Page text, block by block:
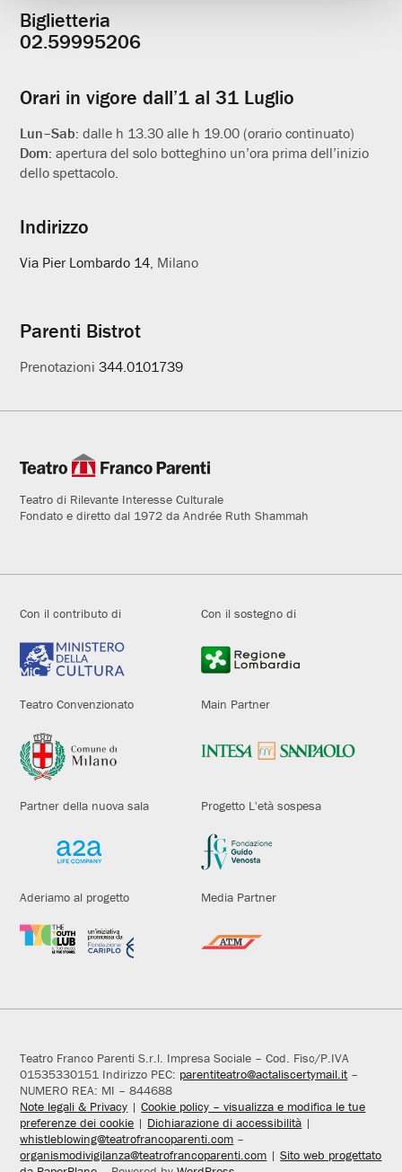
Informazioni
utili
Biglietteria
02.59995206
Orari in vigore dall’1 al 31 Luglio
Lun–Sab:dalle h 13.30 alle h 19.00 (orario continuato)
Dom:apertura del solo botteghino un’ora prima dell’inizio
dello spettacolo.
Indirizzo
Via Pier Lombardo 14 , Milano
Parenti Bistrot
Prenotazioni344.0101739
Teatro di Rilevante Interesse Culturale
Fondato e diretto dal 1972 da Andrée Ruth Shammah
Con il contributo di Con il sostegno di
Teatro Convenzionato Main Partner
Partner della nuova sala Progetto L'età sospesa
Aderiamo al progetto Media Partner
Teatro Franco Parenti S.r.l. Impresa Sociale – Cod. Fisc/P.IVA
01535330151 Indirizzo PEC: parentiteatro@actaliscertymail.it–
NUMERO REA: MI – 844688
Note legali & Privacy |Cookie policy – visualizza e modifica le tue
preferenze dei cookie | Dichiarazione di accessibilità |
whistleblowing@teatrofrancoparenti.com –
organismodivigilanza@teatrofrancoparenti.com |Sito web progettato